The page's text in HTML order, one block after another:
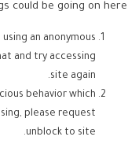
could be going on here.
an anonymous
and try accessing
site again.
behavior which
please request
unblock to site.